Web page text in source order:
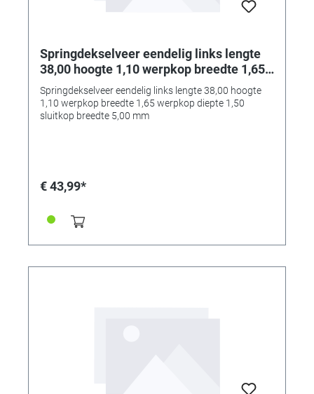
Springdekselveer eendelig links lengte
38,00 hoogte 1,10 werpkop breedte 1,65
werpkop diepte 1,50 sluitkop breedte
5,00 mm
Springdekselveer eendelig links lengte 38,00 hoogte
1,10 werpkop breedte 1,65 werpkop diepte 1,50
sluitkop breedte 5,00 mm
€ 43,99*